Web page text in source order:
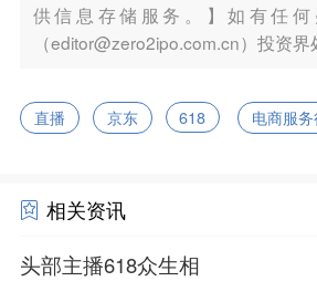
供信息存储服务。】如有任
（editor@zero2ipo.com.cn）投资界
直播 京东 618 电商服
相关资讯
头部主播618众生相